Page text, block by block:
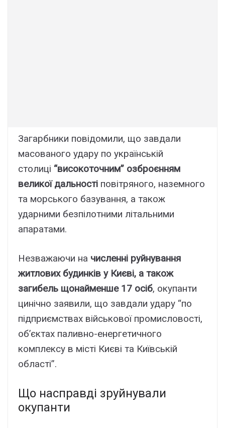
Загарбники повідомили, що завдали
масованого удару по українській
столиці “високоточним” озброєнням
великої дальності повітряного, наземного
та морського базування, а також
ударними безпілотними літальними
апаратами.
Незважаючи на численні руйнування
житлових будинків у Києві, а також
загибель щонайменше 17 осіб, окупанти
цинічно заявили, що завдали удару “по
підприємствах військової промисловості,
об’єктах паливно-енергетичного
комплексу в місті Києві та Київській
області”.
Що насправді зруйнували
окупанти